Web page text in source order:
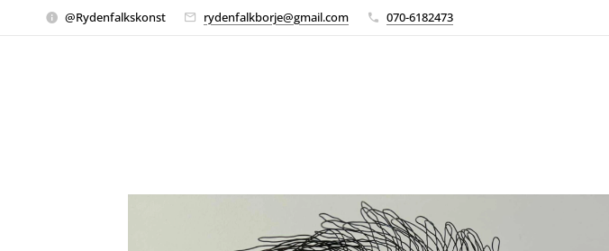
@Rydenfalkskonst rydenfalkborje@gmail.com 070-6182473